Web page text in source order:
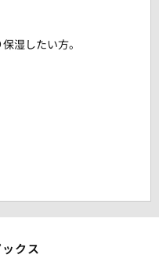
湿したい方。
クス